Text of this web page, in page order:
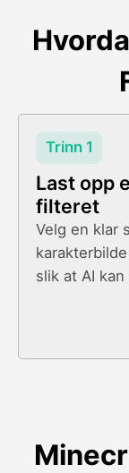
Trinn 1
Last opp
filteret
Velg en klar
slik at AI